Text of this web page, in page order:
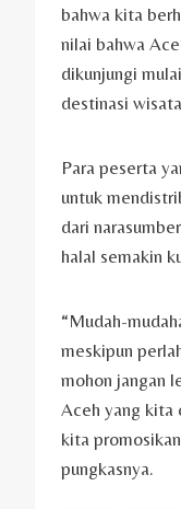
bahwa kita
nilai bahwa
dikunjungi
destinasi
Para peserta
untuk
dari
halal semakin
“Mudah-
meskipun
mohon jangan
Aceh yang kita
kita
pungkasnya.